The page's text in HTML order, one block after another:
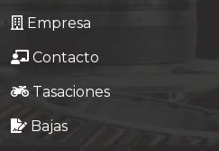
Empresa
Contacto
Tasaciones
Bajas